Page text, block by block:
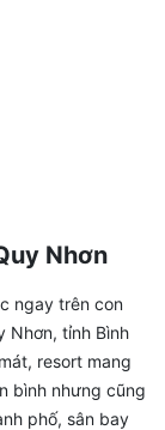
Nhơn
ngay trên con
Nhơn, tỉnh Bình
resort mang
bình nhưng cũng
phố, sân bay